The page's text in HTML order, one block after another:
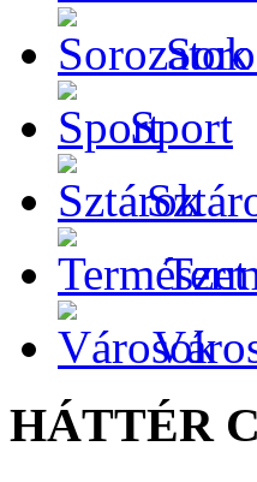
Sport
HÁTTÉR